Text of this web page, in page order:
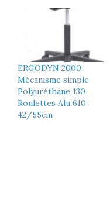
ERGODYN 2000
Mécanisme simple
Polyuréthane 130
Roulettes Alu 610
42/55cm